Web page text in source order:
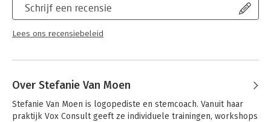
Schrijf een recensie
Lees ons recensiebeleid
Over Stefanie Van Moen
Stefanie Van Moen is logopediste en stemcoach. Vanuit haar
praktijk Vox Consult geeft ze individuele trainingen, workshops